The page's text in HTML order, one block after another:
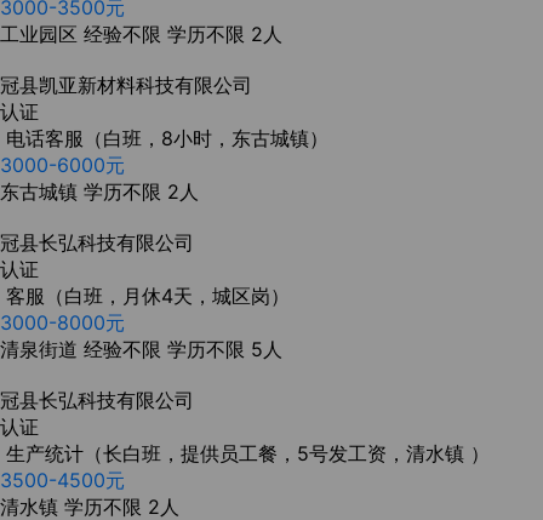
3000-3500元
工业园区 经验不限 学历不限 2人
冠县凯亚新材料科技有限公司
认证
电话客服（白班，8小时，东古城镇）
3000-6000元
东古城镇 学历不限 2人
冠县长弘科技有限公司
认证
客服（白班，月休4天，城区岗）
3000-8000元
清泉街道 经验不限 学历不限 5人
冠县长弘科技有限公司
认证
生产统计（长白班，提供员工餐，5号发工资，清水镇 ）
3500-4500元
清水镇 学历不限 2人